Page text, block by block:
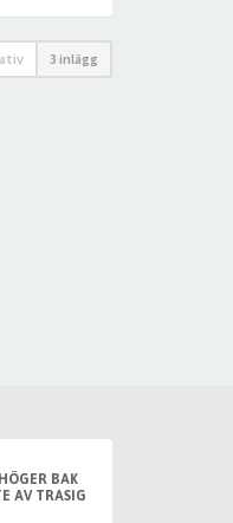
3 inlägg
BAK
AV TRASIG
TANKLOCK